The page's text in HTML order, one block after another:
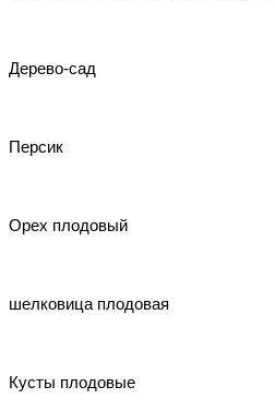
Дерево-сад
Персик
Орех плодовый
шелковица плодовая
Кусты плодовые